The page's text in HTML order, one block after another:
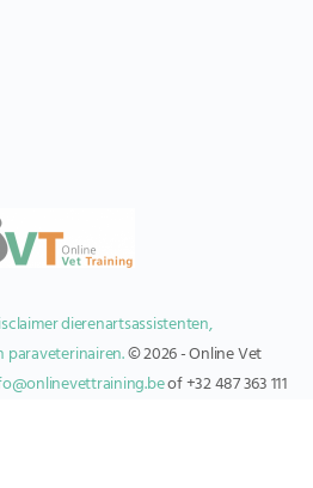
dierenartsassistenten,
paraveterinairen.© 2026 - Online Vet
of +32 487 363 111